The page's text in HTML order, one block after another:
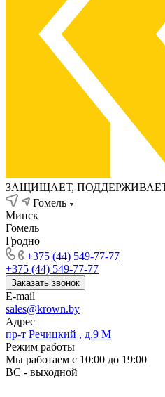
ЗАЩИЩАЕТ,
Гомель
Минск
Гомель
Гродно
+375 (44) 549-77-77
+375 (44) 549-77-77
Заказать звонок
E-mail
sales@krown.by
Адрес
пр-т Речицкий , д.9 М
Режим работы
Мы работаем с 10:00 до 19:00
ВС - выходной